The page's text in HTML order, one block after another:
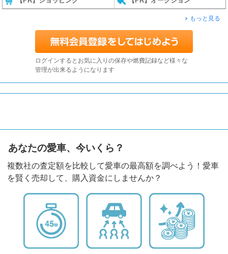
もっと見る
ログインするとお気に入りの保存や燃費記録など様々な
管理が出来るようになります
あなたの愛車、今いくら？
複数社の査定額を比較して愛車の最高額を調べよう！愛車
を賢く売却して、購入資金にしませんか？